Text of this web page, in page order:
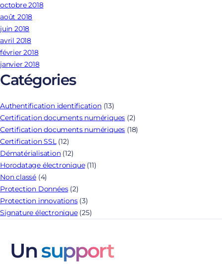
octobre 2018
août 2018
juin 2018
avril 2018
février 2018
janvier 2018
Catégories
Authentification identification(13)
Certification documents numériques (2)
Certification documents numériques (18)
Certification SSL(12)
Dématérialisation(12)
Horodatage électronique(11)
Non classé (4)
Protection Données(2)
Protection innovations(3)
Signature électronique(25)
Unsupport